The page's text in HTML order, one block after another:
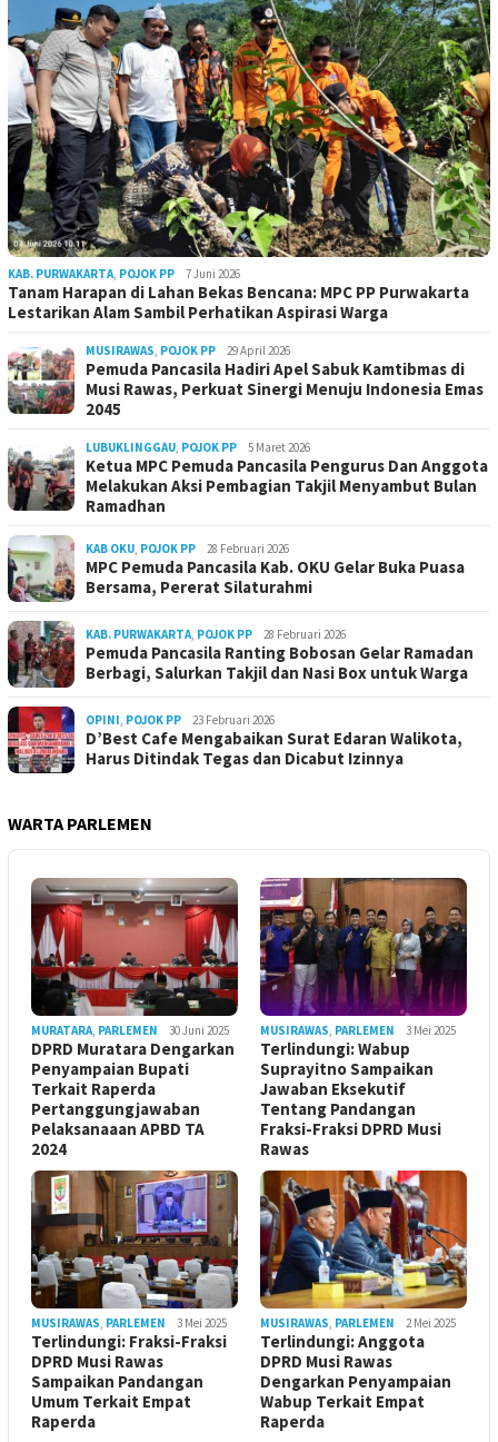
KAB. PURWAKARTA, POJOK PP 7 Juni 2026
Tanam Harapan di Lahan Bekas Bencana: MPC PP Purwakarta
Lestarikan Alam Sambil Perhatikan Aspirasi Warga
MUSIRAWAS, POJOK PP 29 April 2026
Pemuda Pancasila Hadiri Apel Sabuk Kamtibmas di
Musi Rawas, Perkuat Sinergi Menuju Indonesia Emas
2045
LUBUKLINGGAU, POJOK PP 5 Maret 2026
Ketua MPC Pemuda Pancasila Pengurus Dan Anggota
Melakukan Aksi Pembagian Takjil Menyambut Bulan
Ramadhan
KAB OKU, POJOK PP 28 Februari 2026
MPC Pemuda Pancasila Kab. OKU Gelar Buka Puasa
Bersama, Pererat Silaturahmi
KAB. PURWAKARTA, POJOK PP 28 Februari 2026
Pemuda Pancasila Ranting Bobosan Gelar Ramadan
Berbagi, Salurkan Takjil dan Nasi Box untuk Warga
OPINI, POJOK PP 23 Februari 2026
D’Best Cafe Mengabaikan Surat Edaran Walikota,
Harus Ditindak Tegas dan Dicabut Izinnya
WARTA PARLEMEN
MURATARA, PARLEMEN 30 Juni 2025
DPRD Muratara Dengarkan
Penyampaian Bupati
Terkait Raperda
Pertanggungjawaban
Pelaksanaaan APBD TA
2024
MUSIRAWAS, PARLEMEN 3 Mei 2025
Terlindungi: Wabup
Suprayitno Sampaikan
Jawaban Eksekutif
Tentang Pandangan
Fraksi-Fraksi DPRD Musi
Rawas
MUSIRAWAS, PARLEMEN 3 Mei 2025
Terlindungi: Fraksi-Fraksi
DPRD Musi Rawas
Sampaikan Pandangan
Umum Terkait Empat
Raperda
MUSIRAWAS, PARLEMEN 2 Mei 2025
Terlindungi: Anggota
DPRD Musi Rawas
Dengarkan Penyampaian
Wabup Terkait Empat
Raperda